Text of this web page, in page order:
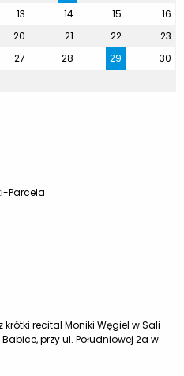
13 14 15
16
20 21 22
23
27 28 29
30
Parcela
krótki recital Moniki Węgiel w Sali
przy ul. Południowej 2a w